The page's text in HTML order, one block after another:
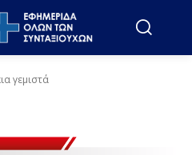
γεμιστά